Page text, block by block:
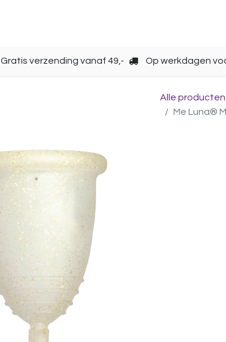
Gratis verzending vanaf 49,- Op werkdagen
Alle producten
Me Luna®